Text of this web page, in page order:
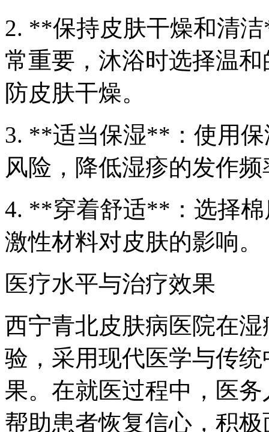
2. **保持皮肤干燥和清
常重要，沐浴时选择温
防皮肤干燥。
3. **适当保湿**：使用
风险，降低湿疹的发作频
4. **穿着舒适**：选择
激性材料对皮肤的影响。
医疗水平与治疗效果
西宁青北皮肤病医院在
验，采用现代医学与传
果。在就医过程中，医
帮助患者恢复信心，积